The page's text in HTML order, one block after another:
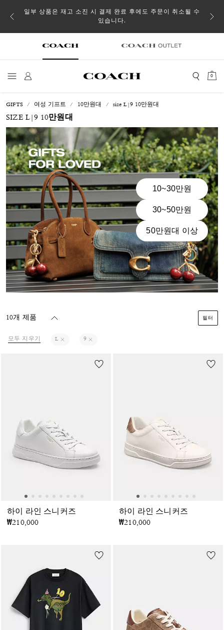
일부 상품은 재고 소진 시 결제 완료 후에도 주문이 취소될 수
있습니다.
0
GIFTS 여성 기프트 10만원대 size L|9 10만원대
SIZE L|9 10만원대
10~30만원
30~50만원
50만원대 이상
10개 제품 필터
모두 지우기 L 9
하이 라인 스니커즈
₩210,000
하이 라인 스니커즈
₩210,000